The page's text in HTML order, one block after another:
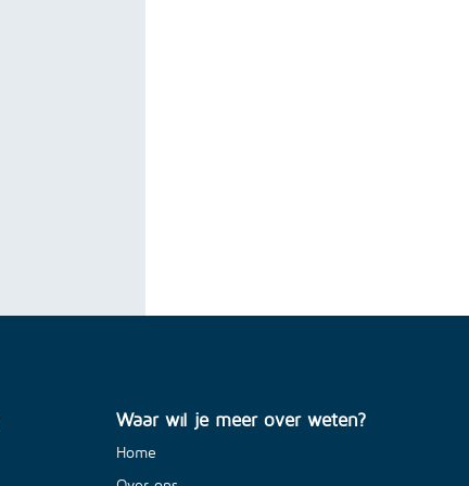
Waar wil je meer over weten?
Home